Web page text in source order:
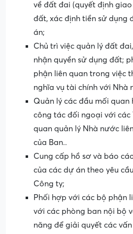
về đất đai (quyết định
đất, xác định tiền sử dụng
án;
Chủ trì việc quản lý đất
nhận quyền sử dụng đất;
phận liên quan trong việc
nghĩa vụ tài chính với Nhà
Quản lý các đầu mối quan
công tác đối ngoại với các
quan quản lý Nhà nước
của Ban..
Cung cấp hồ sơ và báo
của các dự án theo yêu
Công ty;
Phối hợp với các bộ phận
với các phòng ban nội bộ
năng để giải quyết các